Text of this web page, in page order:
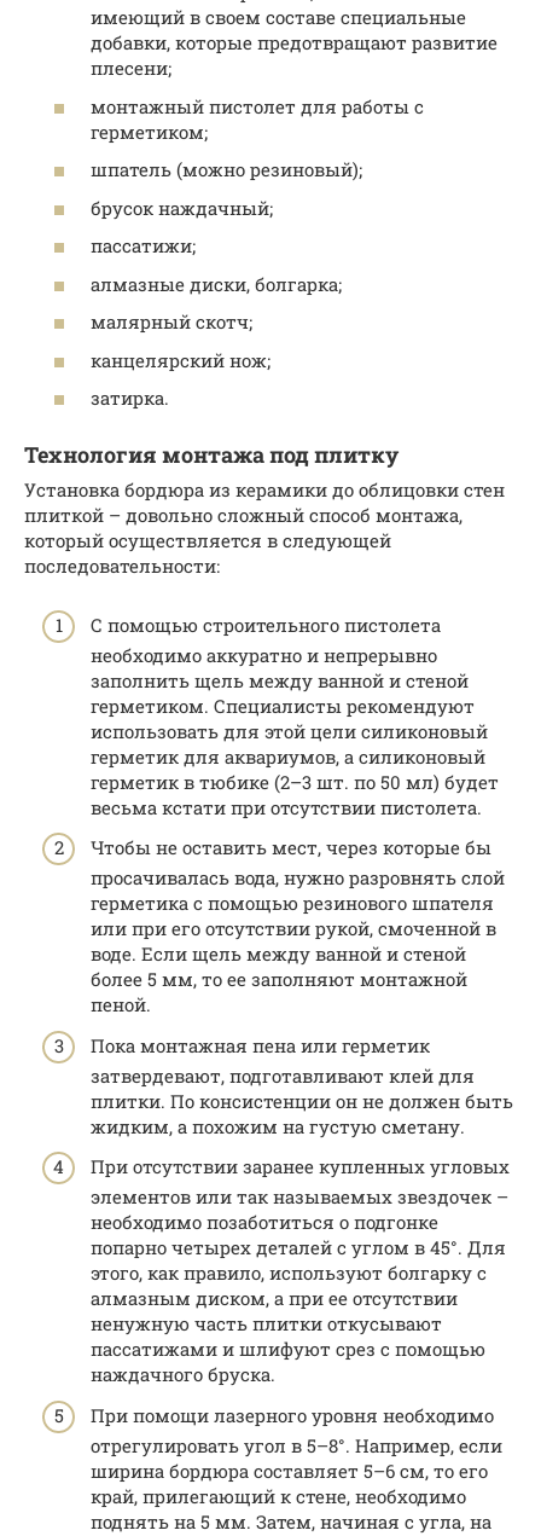
имеющий в своем составе специальные
добавки, которые предотвращают развитие
плесени;
монтажный пистолет для работы с
герметиком;
шпатель (можно резиновый);
брусок наждачный;
пассатижи;
алмазные диски, болгарка;
малярный скотч;
канцелярский нож;
затирка.
Технология монтажа под плитку
Установка бордюра из керамики до облицовки стен
плиткой – довольно сложный способ монтажа,
который осуществляется в следующей
последовательности:
С помощью строительного пистолета
необходимо аккуратно и непрерывно
заполнить щель между ванной и стеной
герметиком. Специалисты рекомендуют
использовать для этой цели силиконовый
герметик для аквариумов, а силиконовый
герметик в тюбике (2–3 шт. по 50 мл) будет
весьма кстати при отсутствии пистолета.
Чтобы не оставить мест, через которые бы
просачивалась вода, нужно разровнять слой
герметика с помощью резинового шпателя
или при его отсутствии рукой, смоченной в
воде. Если щель между ванной и стеной
более 5 мм, то ее заполняют монтажной
пеной.
Пока монтажная пена или герметик
затвердевают, подготавливают клей для
плитки. По консистенции он не должен быть
жидким, а похожим на густую сметану.
При отсутствии заранее купленных угловых
элементов или так называемых звездочек –
необходимо позаботиться о подгонке
попарно четырех деталей с углом в 45°. Для
этого, как правило, используют болгарку с
алмазным диском, а при ее отсутствии
ненужную часть плитки откусывают
пассатижами и шлифуют срез с помощью
наждачного бруска.
При помощи лазерного уровня необходимо
отрегулировать угол в 5–8°. Например, если
ширина бордюра составляет 5–6 см, то его
край, прилегающий к стене, необходимо
поднять на 5 мм. Затем, начиная с угла, на